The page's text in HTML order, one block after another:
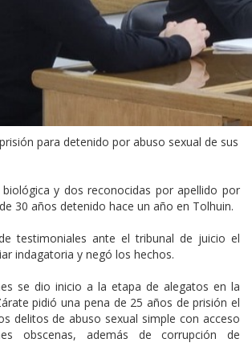
para detenido por abuso sexual de sus
y dos reconocidas por apellido por
30 años detenido hace un año en Tolhuin.
testimoniales ante el tribunal de juicio el
indagatoria y negó los hechos.
se dio inicio a la etapa de alegatos en la
pidió una pena de 25 años de prisión el
delitos de abuso sexual simple con acceso
obscenas, además de corrupción de